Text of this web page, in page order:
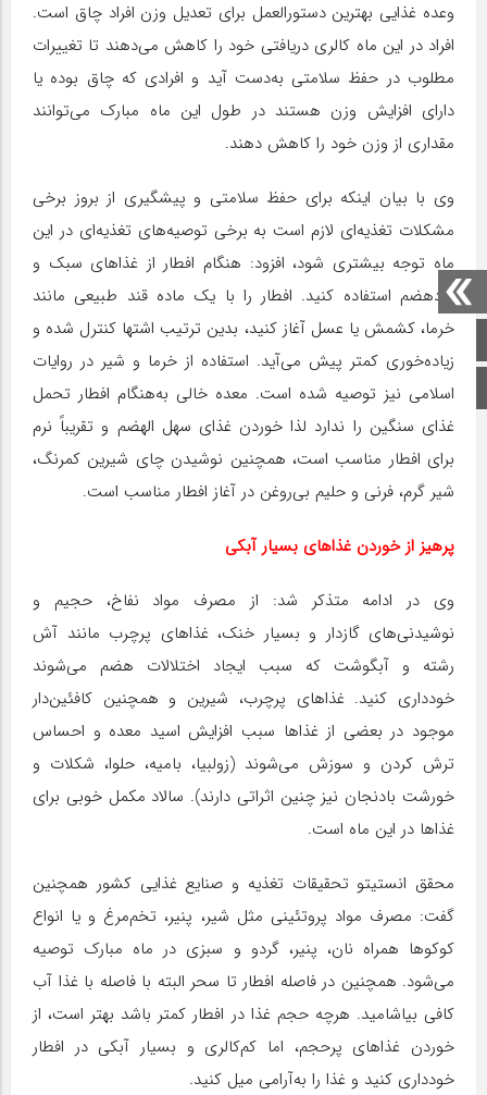
صفحه اصلی
اینستاگرام
وعده غذایی بهترین دستورالعمل برای تعدیل وزن افراد چاق است.
افراد در این ماه کالری دریافتی خود را کاهش می‌دهند تا تغییرات
مطلوب در حفظ سلامتی به‌دست آید و افرادی که چاق بوده یا
دارای افزایش وزن هستند در طول این ماه مبارک می‌توانند
مقداری از وزن خود را کاهش دهند.
وی با بیان اینکه برای حفظ سلامتی و پیشگیری از بروز برخی
مشکلات تغذیه‌ای لازم است به برخی توصیه‌های تغذیه‌ای در این
ماه توجه بیشتری شود، افزود: هنگام افطار از غذاهای سبک و
زودهضم استفاده کنید. افطار را با یک ماده قند طبیعی مانند
خرما، کشمش یا عسل آغاز کنید، بدین ترتیب اشتها کنترل شده و
زیاده‌خوری کمتر پیش می‌آید. استفاده از خرما و شیر در روایات
اسلامی نیز توصیه شده است. معده خالی به‌هنگام افطار تحمل
غذای سنگین را ندارد لذا خوردن غذای سهل الهضم و تقریباً نرم
برای افطار مناسب است، همچنین نوشیدن چای شیرین کمرنگ،
شیر گرم، فرنی و حلیم بی‌روغن در آغاز افطار مناسب است.
پرهیز از خوردن غذاهای بسیار آبکی
وی در ادامه متذکر شد: از مصرف مواد نفاخ، حجیم و
نوشیدنی‌های گازدار و بسیار خنک، غذاهای پرچرب مانند آش
رشته و آبگوشت که سبب ایجاد اختلالات هضم می‌شوند
خودداری کنید. غذاهای پرچرب، شیرین و همچنین کافئین‌دار
موجود در بعضی از غذاها سبب افزایش اسید معده و احساس
ترش کردن و سوزش می‌شوند (زولبیا، بامیه، حلوا، شکلات و
خورشت بادنجان نیز چنین اثراتی دارند). سالاد مکمل خوبی برای
غذاها در این ماه است.
محقق انستیتو تحقیقات تغذیه و صنایع غذایی کشور همچنین
گفت: مصرف مواد پروتئینی مثل شیر، پنیر، تخم‌مرغ و یا انواع
کوکوها همراه نان، پنیر، گردو و سبزی در ماه مبارک توصیه
می‌شود. همچنین در فاصله افطار تا سحر البته با فاصله با غذا آب
کافی بیاشامید. هرچه حجم غذا در افطار کمتر باشد بهتر است، از
خوردن غذاهای پرحجم، اما کم‌کالری و بسیار آبکی در افطار
خودداری کنید و غذا را به‌آرامی میل کنید.